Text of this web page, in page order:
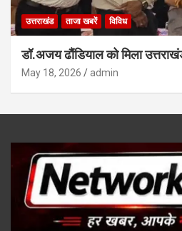
उत्तराखंड ताजा खबरें विविध
डॉ.अजय ढौंडियाल को मिला
May 18, 2026 admin